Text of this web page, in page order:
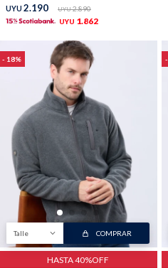
UYU 2.190 UYU 2.890
UYU 1.862
18
Talle COMPRAR
HASTA 40%OFF
Canguros
Shorts